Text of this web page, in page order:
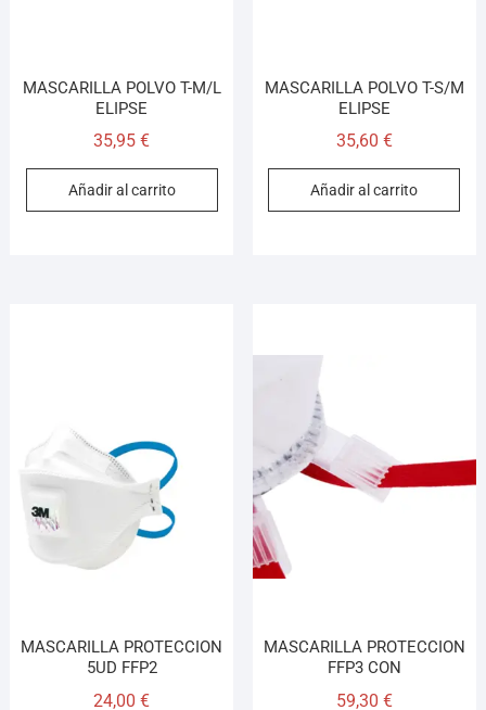
MASCARILLA POLVO T-M/L
ELIPSE
35,95€
Añadir al carrito
MASCARILLA POLVO T-S/M
ELIPSE
35,60 €
Añadir al carrito
MASCARILLA PROTECCION
5UD FFP2
24,00€
MASCARILLA PROTECCION
FFP3 CON
59,30 €